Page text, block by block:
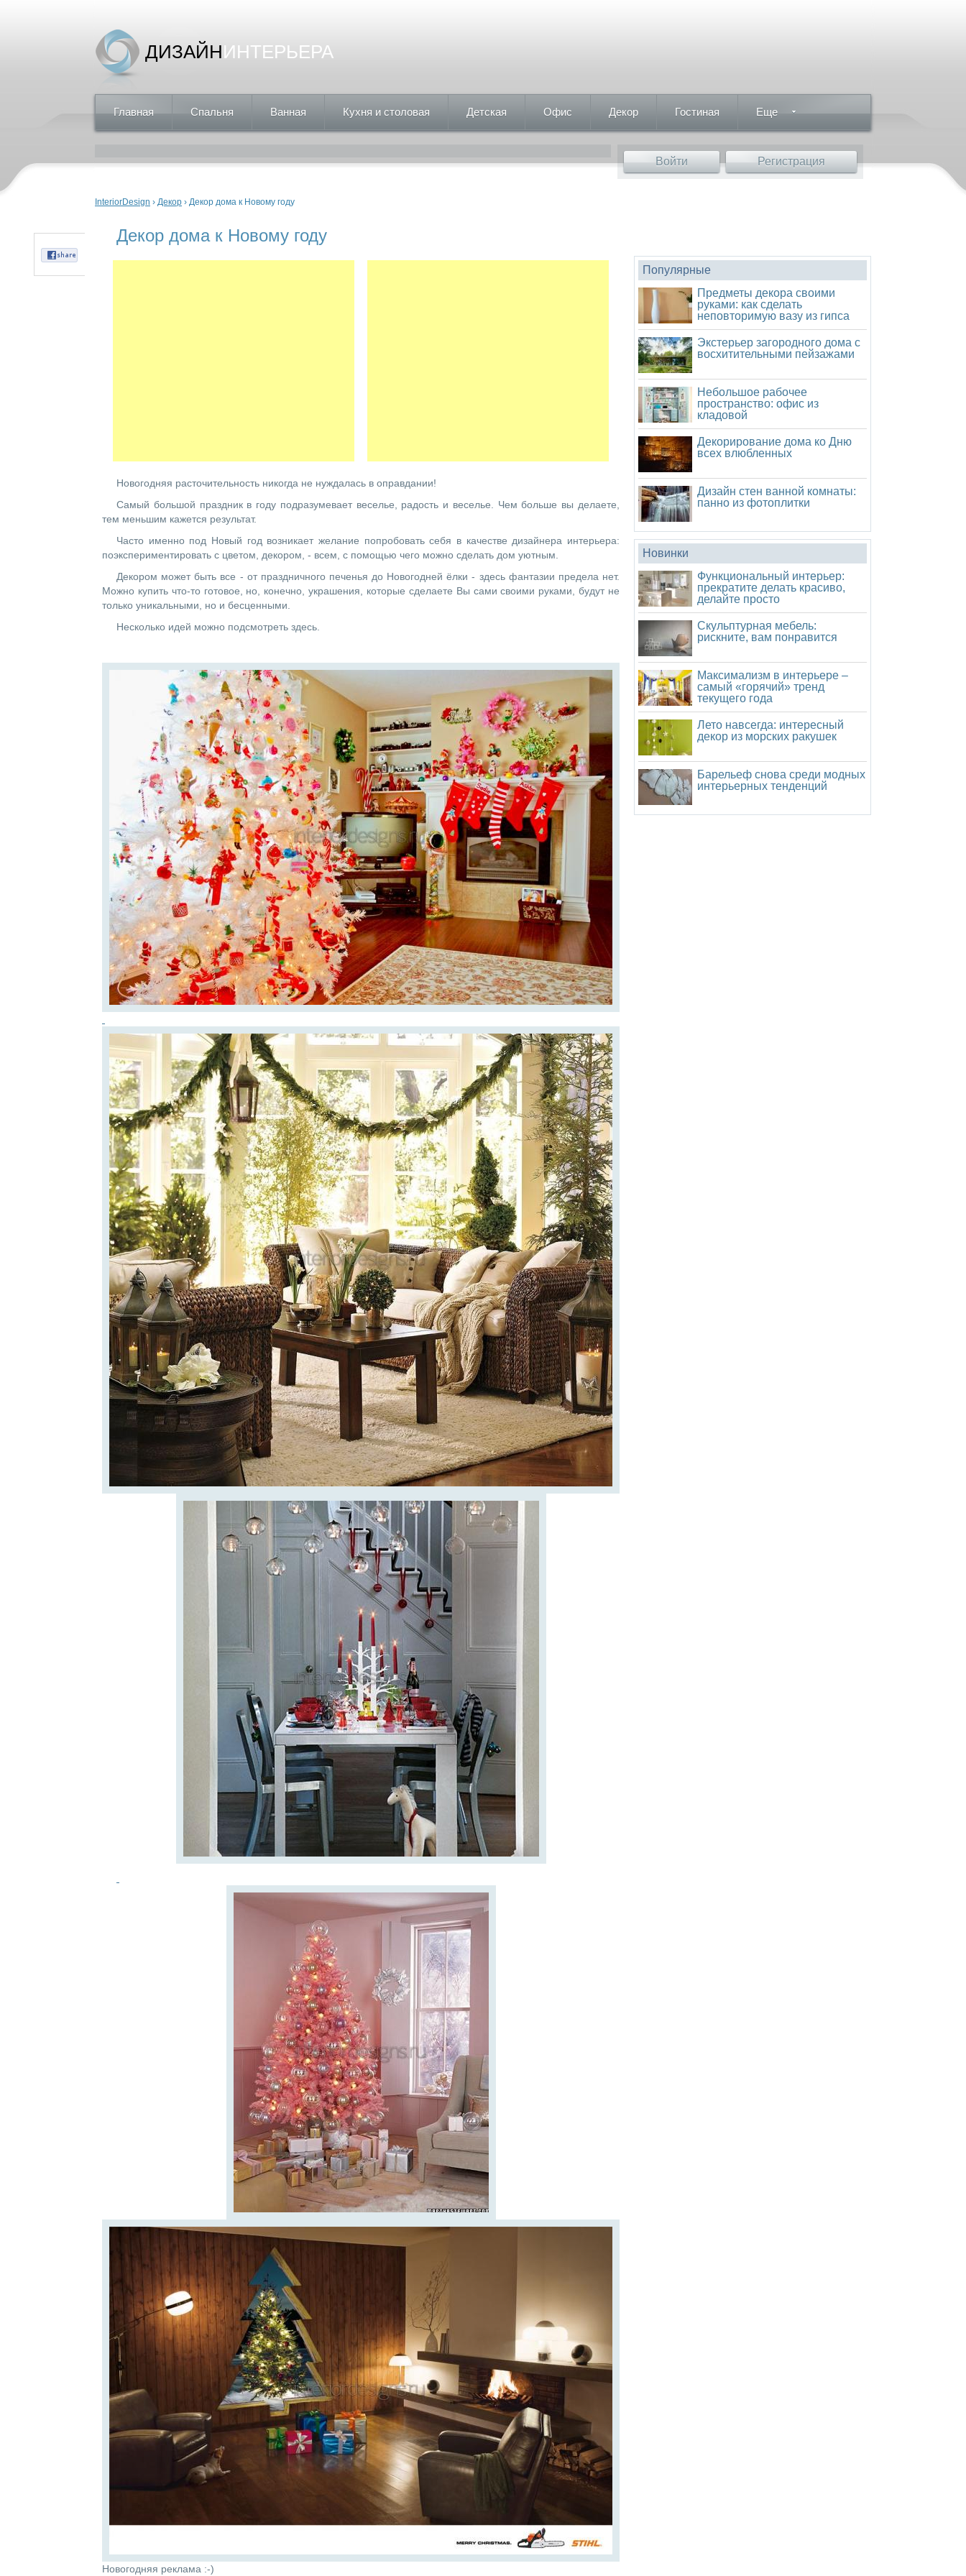
ДИЗАЙНИНТЕРЬЕРА
Главная Спальня Ванная Кухня и столовая Детская Офис Декор Гостиная Еще
Войти Регистрация
Вы здесь
InteriorDesign › Декор › Декор дома к Новому году
Декор дома к Новому году
Новогодняя расточительность никогда не нуждалась в оправдании!
Самый большой праздник в году подразумевает веселье, радость и веселье. Чем больше вы делаете,
тем меньшим кажется результат.
Часто именно под Новый год возникает желание попробовать себя в качестве дизайнера интерьера:
поэкспериментировать с цветом, декором, - всем, с помощью чего можно сделать дом уютным.
Декором может быть все - от праздничного печенья до Новогодней ёлки - здесь фантазии предела нет.
Можно купить что-то готовое, но, конечно, украшения, которые сделаете Вы сами своими руками, будут не
только уникальными, но и бесценными.
Несколько идей можно подсмотреть здесь.
Новогодняя реклама :-)
Популярные
Предметы декора своими
руками: как сделать
неповторимую вазу из гипса
Экстерьер загородного дома с
восхитительными пейзажами
Небольшое рабочее
пространство: офис из
кладовой
Декорирование дома ко Дню
всех влюбленных
Дизайн стен ванной комнаты:
панно из фотоплитки
Новинки
Функциональный интерьер:
прекратите делать красиво,
делайте просто
Скульптурная мебель:
рискните, вам понравится
Максимализм в интерьере –
самый «горячий» тренд
текущего года
Лето навсегда: интересный
декор из морских ракушек
Барельеф снова среди модных
интерьерных тенденций